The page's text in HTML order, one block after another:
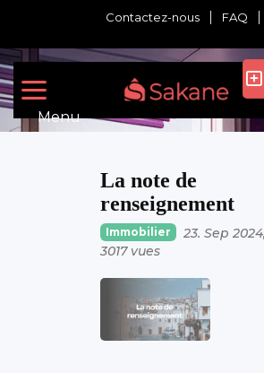
FAQ
Contactez-nous
Menu
La note de
renseignement
Immobilier
23. Sep 2024
3017 vues